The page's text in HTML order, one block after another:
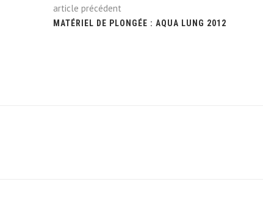
article précédent
MATÉRIEL DE PLONGÉE : AQUA LUNG 2012